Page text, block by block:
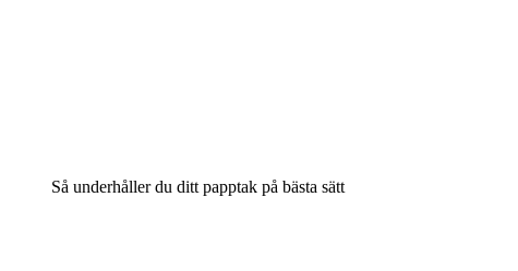
Så underhåller du ditt papptak på bästa sätt